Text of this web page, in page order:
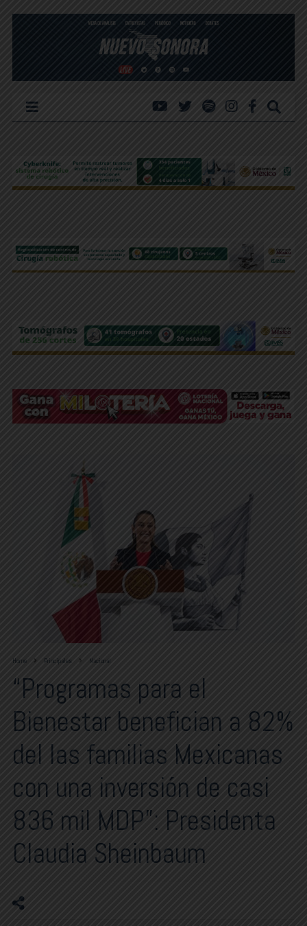
Home Principales Nacional
“Programas para el
Bienestar benefician a 82%
del las familias Mexicanas
con una inversión de casi
836 mil MDP”: Presidenta
Claudia Sheinbaum